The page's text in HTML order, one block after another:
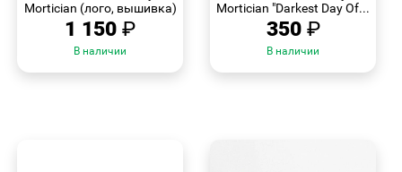
Mortician (лого, вышивка)
1 150 ₽
В наличии
Mortician "Darkest Day Of...
350 ₽
В наличии